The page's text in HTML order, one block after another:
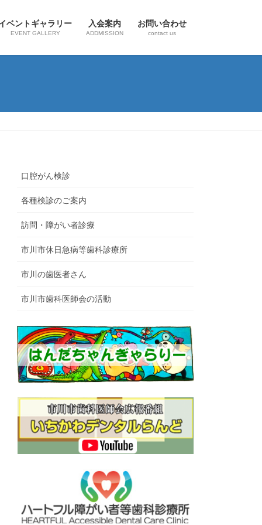
ベントギャラリー
EVENT GALLERY
入会案内
ADDMISSION
お問い合わせ
contact us
口腔がん検診
各種検診のご案内
訪問・障がい者診療
市川市休日急病等歯科診療所
市川の歯医者さん
市川市歯科医師会の活動